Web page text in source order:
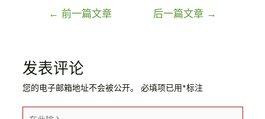
← 前一篇文章 后一篇文章 →
发表评论
您的电子邮箱地址不会被公开。 必填项已用*标注